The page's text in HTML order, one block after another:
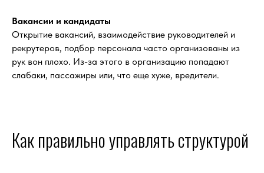
Вакансии и кандидаты
Открытие вакансий, взаимодействие руководителей и
рекрутеров, подбор персонала часто организованы из
рук вон плохо. Из-за этого в организацию попадают
слабаки, пассажиры или, что еще хуже, вредители.
Как правильно управлять структурой